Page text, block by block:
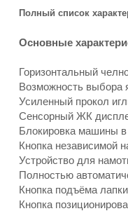
Полный список
Основные
Горизонтальный
Возможность выбора
Усиленный прокол
Сенсорный ЖК
Блокировка машины в
Кнопка независимой
Устройство для
Полностью
Кнопка подъёма
Кнопка